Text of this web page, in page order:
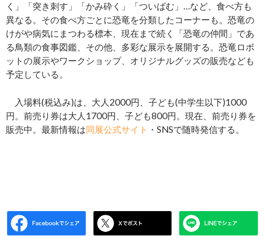
く」「突き刺す」「かみ砕く」「ついばむ」…など、食べ方も
異なる。その食べ方ごとに恐竜を分類したコーナーも。恐竜の
けがや病気にまつわる標本、現在まで続く「恐竜の仲間」であ
る鳥類の食事図鑑、その他、多彩な展示を展開する。恐竜ロボ
ットの展示やワークショップ、オリジナルグッズの販売なども
予定している。
入場料(税込み)は、大人2000円、子ども(中学生以下)1000
円。前売り券は大人1700円、子ども800円。現在、前売り券を
販売中。最新情報は同展公式サイト ・SNSで随時発信する。